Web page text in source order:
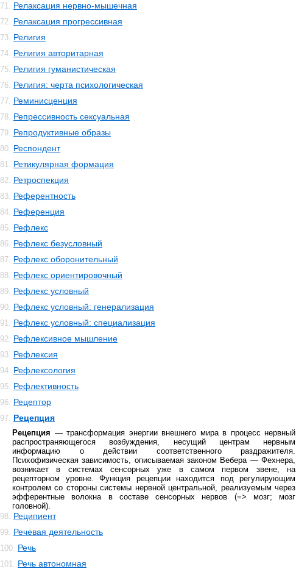
71. Релаксация нервно-мышечная
72. Релаксация прогрессивная
73. Религия
74. Религия авторитарная
75. Религия гуманистическая
76. Религия: черта психологическая
77. Реминисценция
78. Репрессивность сексуальная
79. Репродуктивные образы
80. Респондент
81. Ретикулярная формация
82. Ретроспекция
83. Референтность
84. Референция
85. Рефлекс
86. Рефлекс безусловный
87. Рефлекс оборонительный
88. Рефлекс ориентировочный
89. Рефлекс условный
90. Рефлекс условный: генерализация
91. Рефлекс условный: специализация
92. Рефлексивное мышление
93. Рефлексия
94. Рефлексология
95. Рефлективность
96. Рецептор
97. Рецепция
Рецепция — трансформация энергии внешнего мира в процесс нервный
распространяющегося возбуждения, несущий центрам нервным
информацию о действии соответственного раздражителя.
Психофизическая зависимость, описываемая законом Вебера — Фехнера,
возникает в системах сенсорных уже в самом первом звене, на
рецепторном уровне. Функция рецепции находится под регулирующим
контролем со стороны системы нервной центральной, реализуемым через
эфферентные волокна в составе сенсорных нервов (=> мозг; мозг
головной).
98. Реципиент
99. Речевая деятельность
100. Речь
101. Речь автономная